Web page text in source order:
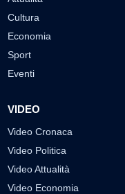
Cultura
Economia
Sport
Eventi
VIDEO
Video Cronaca
Video Politica
Video Attualità
Video Economia